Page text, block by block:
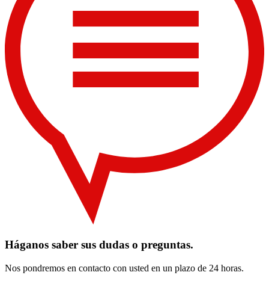
Háganos saber sus dudas o preguntas.
Nos pondremos en contacto con usted en un plazo de 24 horas.